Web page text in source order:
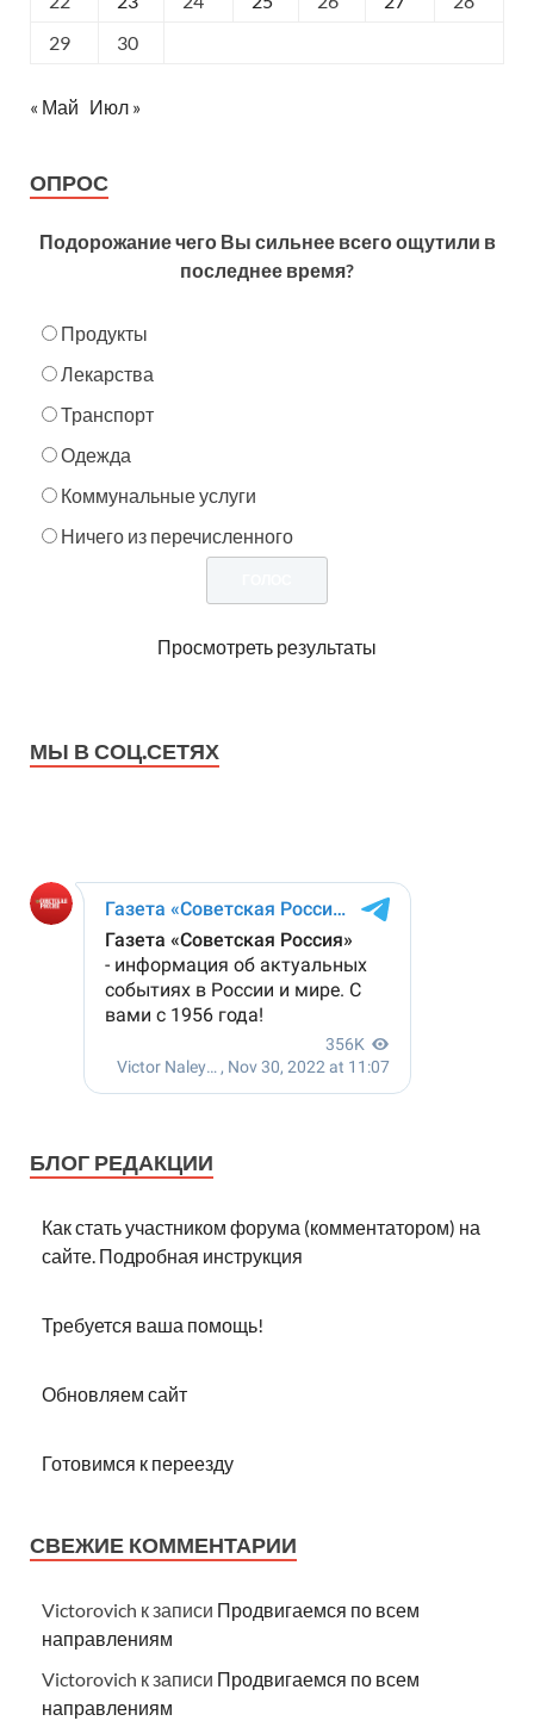
29
30
« Май Июл »
ОПРОС
Подорожание чего Вы сильнее всего ощутили в
последнее время?
Продукты
Лекарства
Транспорт
Одежда
Коммунальные услуги
Ничего из перечисленного
Просмотреть результаты
МЫ В СОЦ.СЕТЯХ
БЛОГ РЕДАКЦИИ
Как стать участником форума (комментатором) на
сайте. Подробная инструкция
Требуется ваша помощь!
Обновляем сайт
Готовимся к переезду
СВЕЖИЕ КОММЕНТАРИИ
Victorovich к записи Продвигаемся по всем
направлениям
Victorovich к записи Продвигаемся по всем
направлениям